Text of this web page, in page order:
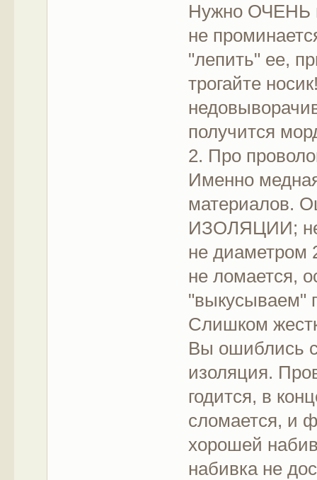
Нужно ОЧЕНЬ
не
"лепить" ее,
трогайте
получится
2. Про
Именно
материалов.
ИЗОЛЯЦИИ;
не
не ломается,
"выкусываем"
Слишком
Вы ошиблись
изоляция.
годится, в
сломается, и
хорошей
набивка не